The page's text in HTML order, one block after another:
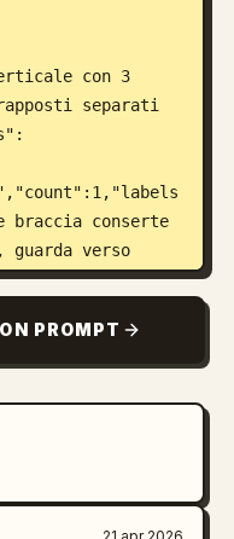
con 3
separati
braccia conserte
verso
centro di una
in mano una
con uno
osserva un
PROMPT